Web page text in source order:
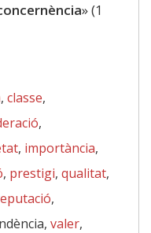
» (1
, classe,
,
, importància,
, prestigi, qualitat,
,
valer,